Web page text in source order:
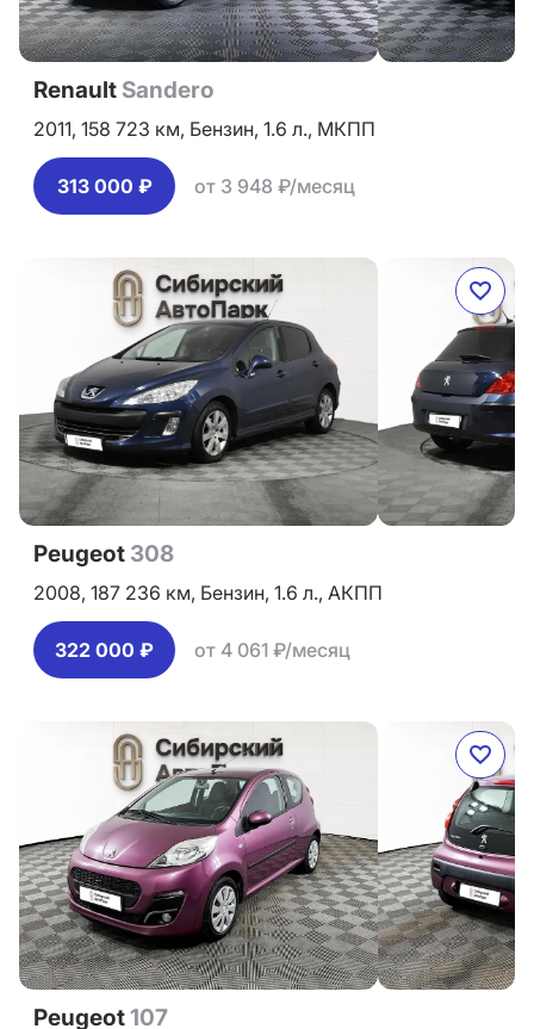
Renault Sandero
2011, 158 723 км, Бензин, 1.6 л., МКПП
313 000 ₽ от 3 948 ₽/месяц
Peugeot 308
2008, 187 236 км, Бензин, 1.6 л., АКПП
322 000 ₽ от 4 061 ₽/месяц
Peugeot107